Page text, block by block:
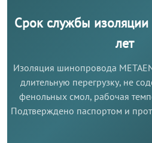
Срок службы
лет
Изоляция шинопровода
длительную перегрузку, не
фенольных смол, рабочая
Подтверждено паспортом и